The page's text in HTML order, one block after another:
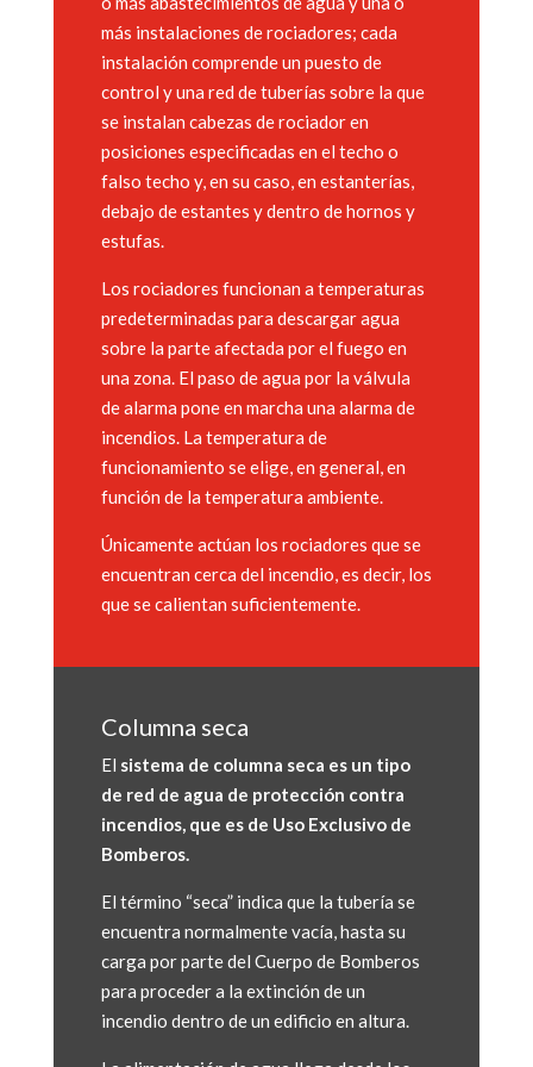
más instalaciones de rociadores; cada
instalación comprende un puesto de
control y una red de tuberías sobre la que
se instalan cabezas de rociador en
posiciones especificadas en el techo o
falso techo y, en su caso, en estanterías,
debajo de estantes y dentro de hornos y
estufas.
Los rociadores funcionan a temperaturas
predeterminadas para descargar agua
sobre la parte afectada por el fuego en
una zona. El paso de agua por la válvula
de alarma pone en marcha una alarma de
incendios. La temperatura de
funcionamiento se elige, en general, en
función de la temperatura ambiente.
Únicamente actúan los rociadores que se
encuentran cerca del incendio, es decir, los
que se calientan suficientemente.
Columna seca
El sistema de columna seca es un tipo
de red de agua de protección contra
incendios, que es de Uso Exclusivo de
Bomberos.
El término “seca” indica que la tubería se
encuentra normalmente vacía, hasta su
carga por parte del Cuerpo de Bomberos
para proceder a la extinción de un
incendio dentro de un edificio en altura.